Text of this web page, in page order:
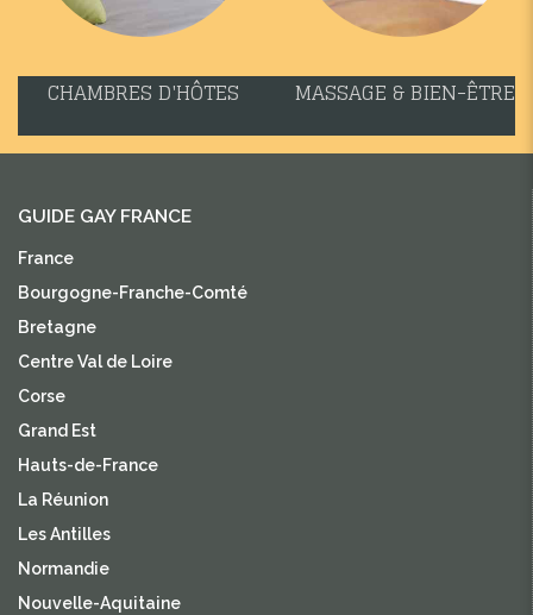
CHAMBRES D'HÔTES MASSAGE & BIEN-ÊTRE
GUIDE GAY FRANCE
France
Bourgogne-Franche-Comté
Bretagne
Centre Val de Loire
Corse
Grand Est
Hauts-de-France
La Réunion
Les Antilles
Normandie
Nouvelle-Aquitaine